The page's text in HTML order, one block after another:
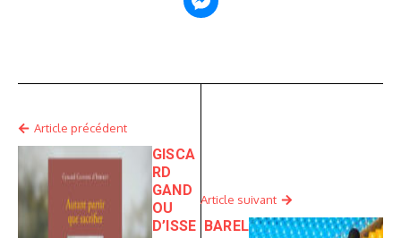
Article précédent
GISCA
RD
GAND
OU
D’ISSE
Article suivant
BAREL